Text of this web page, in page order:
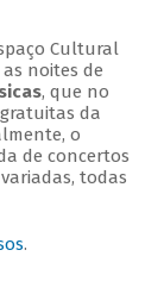
Cultural
as noites de
, que no
da
o
de concertos
todas
.